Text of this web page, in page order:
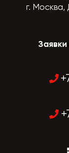
г. Москва,